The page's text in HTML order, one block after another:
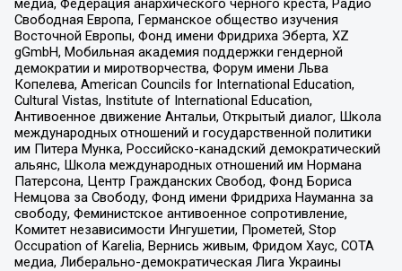
Свободная Европа, Германское общество изучения
Восточной Европы, Фонд имени Фридриха Эберта, XZ
gGmbH, Мобильная академия поддержки гендерной
демократии и миротворчества, Форум имени Льва
Копелева, American Councils for International Education,
Cultural Vistas, Institute of International Education,
Антивоенное движение Антальи, Открытый диалог, Школа
международных отношений и государственной политики
им Питера Мунка, Российско-канадский демократический
альянс, Школа международных отношений им Нормана
Патерсона, Центр Гражданских Свобод, Фонд Бориса
Немцова за Свободу, Фонд имени Фридриха Науманна за
свободу, Феминистское антивоенное сопротивление,
Комитет независимости Ингушетии, Прометей, Stop
Occupation of Karelia, Вернись живым, Фридом Хаус, СОТА
медиа, Либерально-демократическая Лига Украины